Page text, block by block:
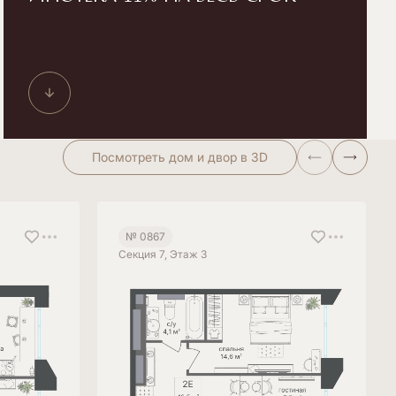
и Московской обл., а также для VIP-клиентов).
Оценивайте свои финансовые возможности
и риски.
Посмотреть дом и двор в 3D
№ 0867
Секция 7, Этаж 3